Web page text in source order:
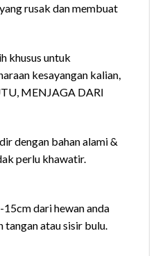
rusak dan membuat
khusus untuk
kesayangan kalian,
MENJAGA DARI
dengan bahan alami &
perlu khawatir.
dari hewan anda
atau sisir bulu.